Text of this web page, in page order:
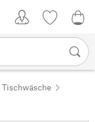
Tischwäsche